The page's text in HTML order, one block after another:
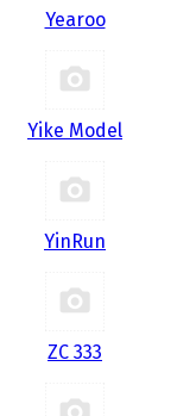
Yearoo
Yike Model
YinRun
ZC 333